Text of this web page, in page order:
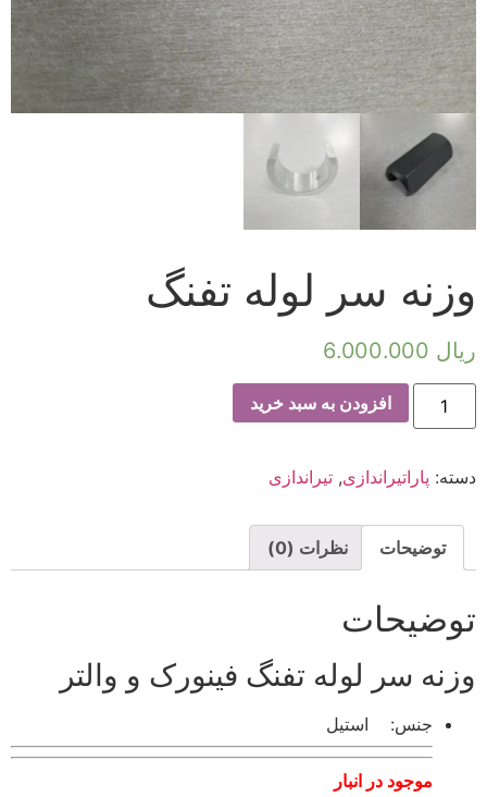
وزنه سر لوله تفنگ
ریال
افزودن به سبد خرید
دسته: پاراتیراندازی, تیراندازی
توضیحات نظرات (0)
توضیحات
وزنه سر لوله تفنگ فینورک و والتر
جنس: استیل
موجود در انبار